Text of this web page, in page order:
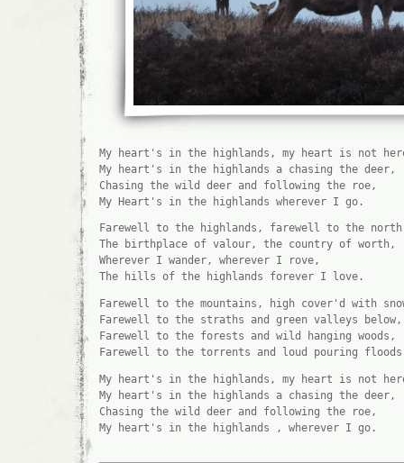
My heart's in the highlands, my heart is not
My heart's in the highlands a chasing the deer,
Chasing the wild deer and following the roe,
My Heart's in the highlands wherever I go.
Farewell to the highlands, farewell to the
The birthplace of valour, the country of worth,
Wherever I wander, wherever I rove,
The hills of the highlands forever I love.
Farewell to the mountains, high cover'd with
Farewell to the straths and green valleys below,
Farewell to the forests and wild hanging woods,
Farewell to the torrents and loud pouring
My heart's in the highlands, my heart is not
My heart's in the highlands a chasing the deer,
Chasing the wild deer and following the roe,
My heart's in the highlands , wherever I go.